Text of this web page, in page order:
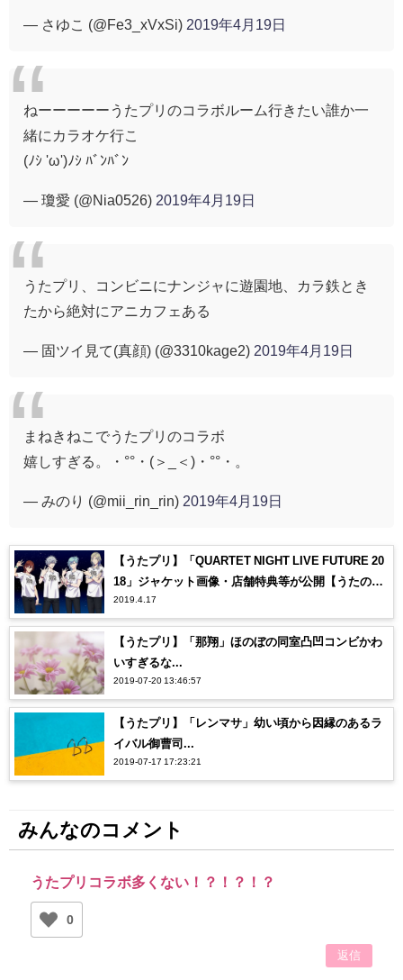
— さゆこ (@Fe3_xVxSi) 2019年4月19日
ねーーーーーうたプリのコラボルーム行きたい誰か一
緒にカラオケ行こ
(ﾉｼ 'ω')ﾉｼ ﾊﾞﾝﾊﾞﾝ
— 瓊愛 (@Nia0526) 2019年4月19日
うたプリ、コンビニにナンジャに遊園地、カラ鉄とき
たから絶対にアニカフェある
— 固ツイ見て(真顔) (@3310kage2) 2019年4月19日
まねきねこでうたプリのコラボ
嬉しすぎる。・°°・(＞_＜)・°°・。
— みのり (@mii_rin_rin) 2019年4月19日
【うたプリ】「QUARTET NIGHT LIVE FUTURE 20
18」ジャケット画像・店舗特典等が公開【うたの☆
プリンスさまっ♪】
2019.4.17
【うたプリ】「那翔」ほのぼの同室凸凹コンビかわ
いすぎるな...
2019-07-20 13:46:57
【うたプリ】「レンマサ」幼い頃から因縁のあるラ
イバル御曹司...
2019-07-17 17:23:21
みんなのコメント
うたプリコラボ多くない！？！？！？
0
返信